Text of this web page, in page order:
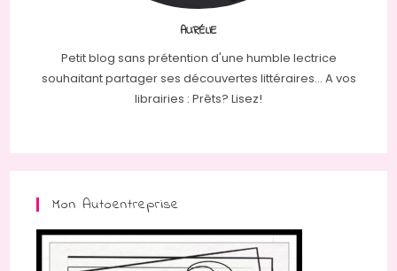
AURÉLIE
Petit blog sans prétention d'une humble lectrice
souhaitant partager ses découvertes littéraires... A vos
librairies : Prêts? Lisez!
Mon Autoentreprise